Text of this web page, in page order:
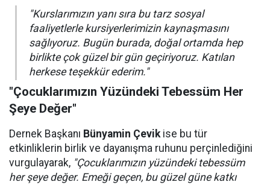
"Kurslarımızın yanı sıra bu tarz sosyal
faaliyetlerle kursiyerlerimizin kaynaşmasını
sağlıyoruz. Bugün burada, doğal ortamda hep
birlikte çok güzel bir gün geçiriyoruz. Katılan
herkese teşekkür ederim."
"Çocuklarımızın Yüzündeki Tebessüm Her
Şeye Değer"
Dernek Başkanı Bünyamin Çevikise bu tür
etkinliklerin birlik ve dayanışma ruhunu perçinlediğini
vurgulayarak, "Çocuklarımızın yüzündeki tebessüm
her şeye değer. Emeği geçen, bu güzel güne katkı